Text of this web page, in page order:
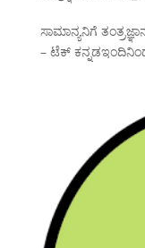
ಸಾಮಾನ್ಯನಿಗೆ
– ಟೆಕ್